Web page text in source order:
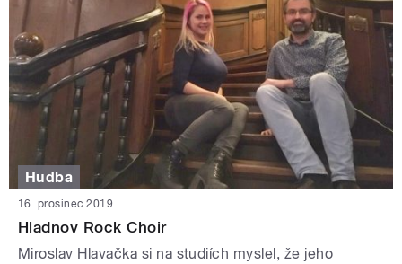
Hudba
16. prosinec 2019
Hladnov Rock Choir
Miroslav Hlavačka si na studiích myslel, že jeho